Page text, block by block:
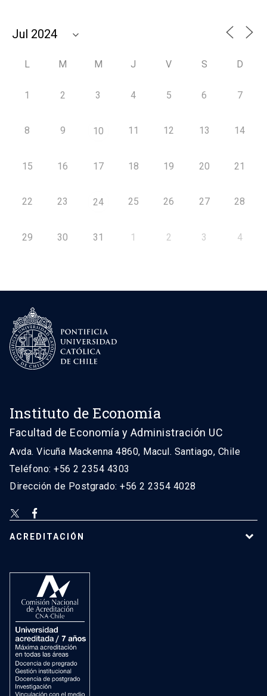
L M M J V S D
1 2 3 4 5 6 7
8 9 10 11 12 13 14
15 16 17 18 19 20 21
22 23 24 25 26 27 28
29 30 31 1 2 3 4
Instituto de Economía
Facultad de Economía y Administración UC
Avda. Vicuña Mackenna 4860, Macul. Santiago, Chile
Teléfono: +56 2 2354 4303
Dirección de Postgrado: +56 2 2354 4028
ACREDITACIÓN